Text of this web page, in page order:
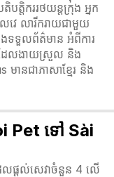
បត្តិកររថយន្តក្រុង អ្នក
វេ លារីករាយជាមួយ
ទទួលព័ត៌មាន អំពីការ
ដែលងាយស្រួល និង
ានជាភាសាខ្មែរ និង
Pet ទៅ Sài
លផ្តល់សេវាចំនួន 4 លើ